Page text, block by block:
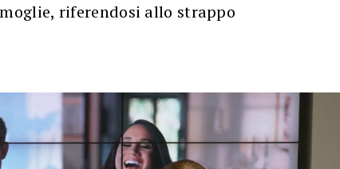
riferendosi allo strappo